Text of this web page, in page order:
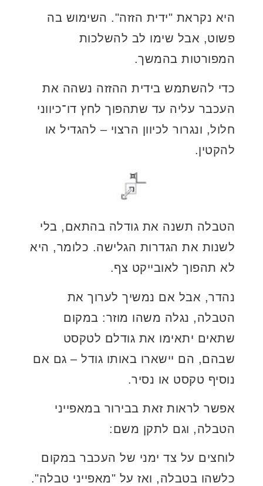
היא נקראת "ידית הזזה". השימוש בה
פשוט, אבל שימו לב להשלכות
המפורטות בהמשך.
כדי להשתמש בידית ההזזה נשהה את
העכבר עליה עד שתהפוך לחץ דו־כיווני
חלול, ונגרור לכיוון הרצוי – להגדיל או
להקטין.
הטבלה תשנה את גודלה בהתאם, בלי
לשנות את הגדרות הגלישה. כלומר, היא
לא תהפוך לאובייקט צף.
נהדר, אבל אם נמשיך לערוך את
הטבלה, נגלה משהו מוזר: במקום
שתאים יתאימו את גודלם לטקסט
שבהם, הם יישארו באותו גודל – גם אם
נוסיף טקסט או נסיר.
אפשר לראות זאת בבירור במאפייני
הטבלה, וגם לתקן משם:
לוחצים על צד ימני של העכבר במקום
כלשהו בטבלה, ואז על "מאפייני טבלה".